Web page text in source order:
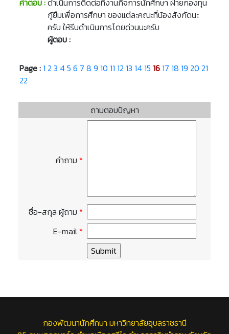
คำตอบ :ดำเนินการติดต่อที่งานกิจการนักศึกษา ฝ่ายกองทุน
กู้ยืมเพื่อการศึกษา ของแต่ละคณะที่น้องสังกัดนะ
ครับ ให้รีบดำเนินการโดยด่วนนะครับ
ผู้ตอบ :
Page : 1 2 3 4 5 6 7 8 9 10 11 12 13 14 15 16 17 18 19 20 21
22
ถามตอบปัญหา
คำถาม *
ชื่อ-สกุล ผู้ถาม *
E-mail*
กองพัฒนานักศึกษา มหาวิทยาลัยอุบลราชธานี